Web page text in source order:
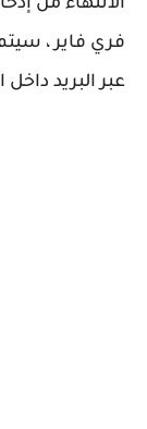
فري فاير ،
عبر البريد داخل